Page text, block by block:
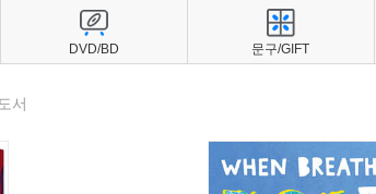
서
DVD/BD 문구/GIFT